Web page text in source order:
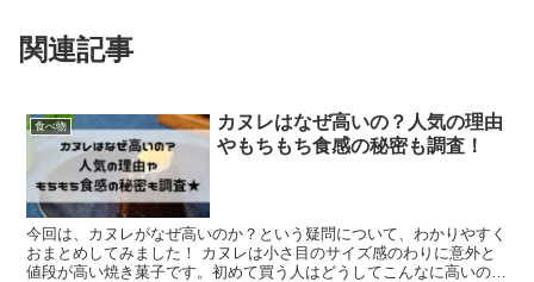
関連記事
食べ物
カヌレはなぜ高いの？人気の理由
やもちもち食感の秘密も調査！
今回は、カヌレがなぜ高いのか？という疑問について、わかりやすく
おまとめしてみました！ カヌレは小さ目のサイズ感のわりに意外と
値段が高い焼き菓子です。初めて買う人はどうしてこんなに高いのか